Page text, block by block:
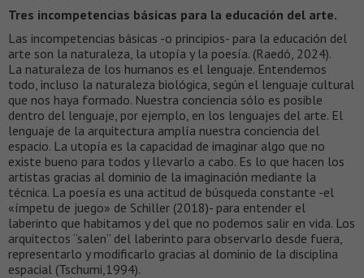
Tres incompetencias básicas para la educación del arte.
Las incompetencias básicas -o principios- para la educación del
arte son la naturaleza, la utopía y la poesía. (Raedó, 2024).
La naturaleza de los humanos es el lenguaje. Entendemos
todo, incluso la naturaleza biológica, según el lenguaje cultural
que nos haya formado. Nuestra conciencia sólo es posible
dentro del lenguaje, por ejemplo, en los lenguajes del arte. El
lenguaje de la arquitectura amplía nuestra conciencia del
espacio. La utopía es la capacidad de imaginar algo que no
existe bueno para todos y llevarlo a cabo. Es lo que hacen los
artistas gracias al dominio de la imaginación mediante la
técnica. La poesía es una actitud de búsqueda constante -el
«ímpetu de juego» de Schiller (2018)- para entender el
laberinto que habitamos y del que no podemos salir en vida. Los
arquitectos “salen” del laberinto para observarlo desde fuera,
representarlo y modificarlo gracias al dominio de la disciplina
espacial (Tschumi,1994).